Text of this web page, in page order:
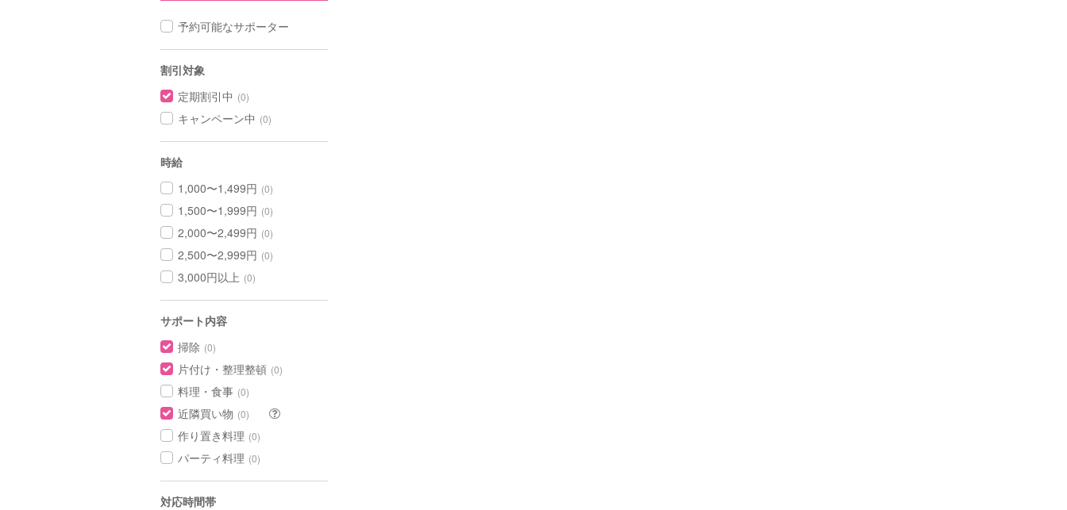
予約可能なサポーター
割引対象
定期割引中 (0)
キャンペーン中 (0)
時給
1,000〜1,499円 (0)
1,500〜1,999円 (0)
2,000〜2,499円 (0)
2,500〜2,999円 (0)
3,000円以上 (0)
サポート内容
掃除 (0)
片付け・整理整頓 (0)
料理・食事 (0)
近隣買い物 (0)
作り置き料理 (0)
パーティ料理 (0)
対応時間帯